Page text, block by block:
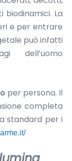
biodinamici. La
e per entrare
può infatti
dell’uomo
per persona. Il
completa
standard per i